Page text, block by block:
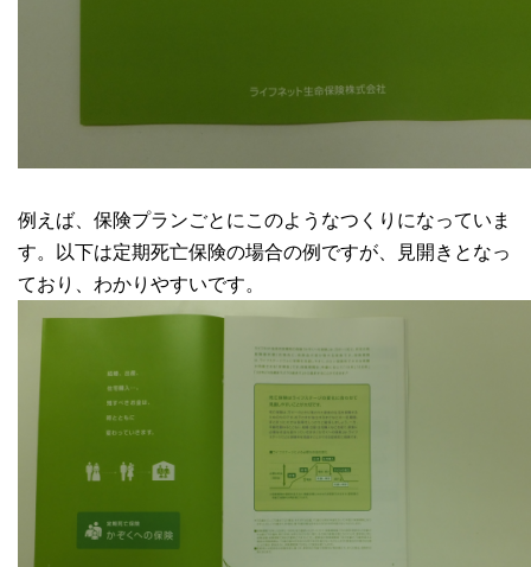
例えば、保険プランごとにこのようなつくりになっていま
す。以下は定期死亡保険の場合の例ですが、見開きとなっ
ており、わかりやすいです。